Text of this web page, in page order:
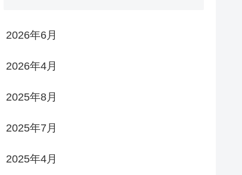
2026年6月
2026年4月
2025年8月
2025年7月
2025年4月